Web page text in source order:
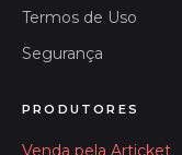
Termos de Uso
Segurança
PRODUTORES
Venda pela Articket